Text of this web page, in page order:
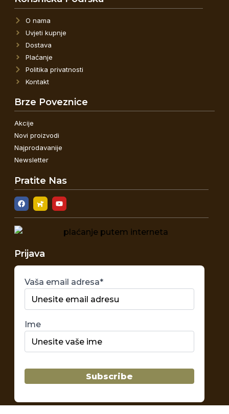
O nama
Uvjeti kupnje
Dostava
Plaćanje
Politika privatnosti
Kontakt
Brze Poveznice
Akcije
Novi proizvodi
Najprodavanije
Newsletter
Pratite Nas
Prijava
Vaša email adresa*
Ime